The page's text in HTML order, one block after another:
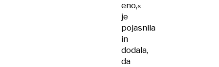
eno,«
je
pojasnila
in
dodala,
da